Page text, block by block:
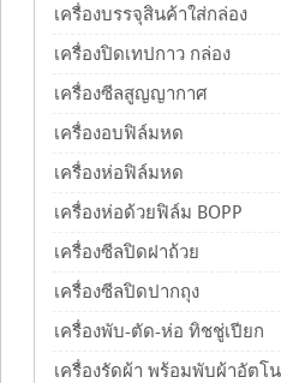
เครื่องบรรจุสินค้าใส่กล่อง
เครื่องปิดเทปกาว กล่อง
เครื่องซีลสูญญากาศ
เครื่องอบฟิล์มหด
เครื่องห่อฟิล์มหด
เครื่องห่อด้วยฟิล์ม BOPP
เครื่องซีลปิดฝาถ้วย
เครื่องซีลปิดปากถุง
เครื่องพับ-ตัด-ห่อ ทิชชู่เปียก
เครื่องรัดผ้า พร้อมพับผ้าอัตโ